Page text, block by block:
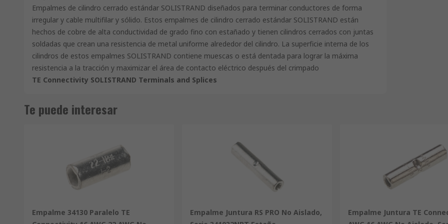
Empalmes de cilindro cerrado estándar SOLISTRAND diseñados para terminar conductores de forma
irregular y cable multifilar y sólido. Estos empalmes de cilindro cerrado estándar SOLISTRAND están
hechos de cobre de alta conductividad de grado fino con estañado y tienen cilindros cerrados con juntas
soldadas que crean una resistencia de metal uniforme alrededor del cilindro. La superficie interna de los
cilindros de estos empalmes SOLISTRAND contiene muescas o está dentada para lograr la máxima
resistencia a la tracción y maximizar el área de contacto eléctrico después del crimpado
TE Connectivity SOLISTRAND Terminals and Splices
Te puede interesar
Empalme 34130 Paralelo TE
Empalme Juntura RS PRO No Aislado,
Empalme Juntura TE